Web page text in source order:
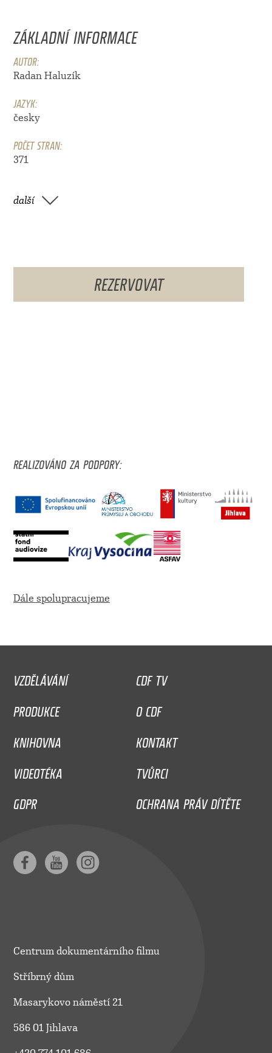
ZÁKLADNÍ INFORMACE
AUTOR:
Radan Haluzík
JAZYK:
česky
POČET STRAN:
371
další
REZERVOVAT
REALIZOVÁNO ZA PODPORY:
Dále spolupracujeme
VZDĚLÁVÁNÍ
CDF TV
PRODUKCE
O CDF
KNIHOVNA
KONTAKT
VIDEOTÉKA
TVŮRCI
GDPR
OCHRANA PRÁV DÍTĚTE
Centrum dokumentárního filmu
Stříbrný dům
Masarykovo náměstí 21
586 01 Jihlava